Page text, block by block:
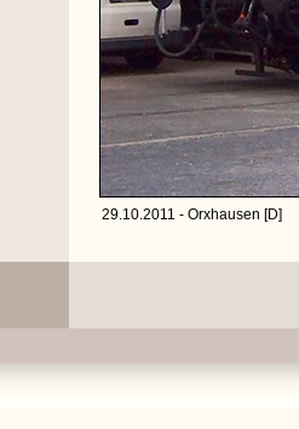
29.10.2011 - Orxhausen [D]